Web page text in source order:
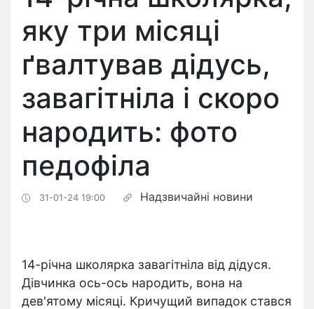
яку три місяці
ґвалтував дідусь,
завагітніла і скоро
народить: фото
педофіла
31-01-24 19:00 Надзвичайні новини
14-річна школярка завагітніла від дідуся.
Дівчинка ось-ось народить, вона на
дев'ятому місяці. Кричущий випадок стався